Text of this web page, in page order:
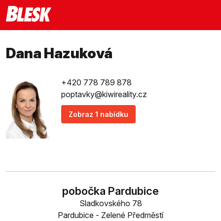
Dana Hazuková
+420 778 789 878
poptavky@kiwireality.cz
Zobraz 1 nabídku
pobočka Pardubice
Sladkovského 78
Pardubice - Zelené Předměstí